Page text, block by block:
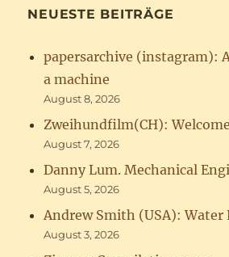
NEUESTE BEITRÄGE
papersarchive (instagram):
a machine
August 8, 2026
Zweihundfilm(CH):
August 7, 2026
Danny Lum. Mechanical
August 5, 2026
Andrew Smith (USA): Water
August 3, 2026